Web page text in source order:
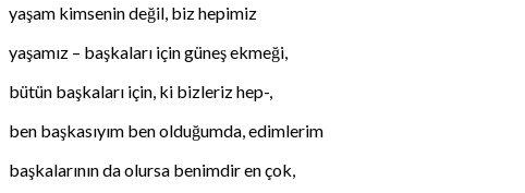
yaşam kimsenin değil, biz hepimiz
yaşamız – başkaları için güneş ekmeği,
bütün başkaları için, ki bizleriz hep-,
ben başkasıyım ben olduğumda, edimlerim
başkalarının da olursa benimdir en çok,